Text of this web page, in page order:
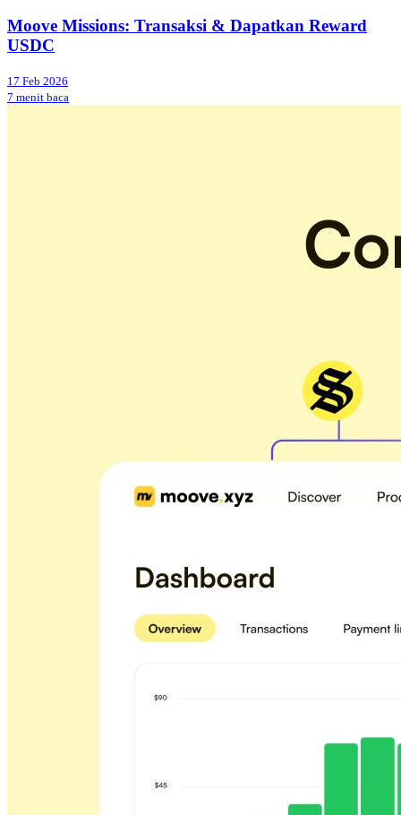
Moove Missions: Transaksi & Dapatkan Reward
USDC
17 Feb 2026
7 menit baca